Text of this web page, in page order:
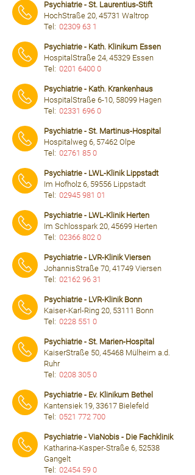
Psychiatrie - St. Laurentius-Stift
HochStraße 20, 45731 Waltrop
Tel: 02309 63 1
Psychiatrie - Kath. Klinikum Essen
HospitalStraße 24, 45329 Essen
Tel: 0201 6400 0
Psychiatrie - Kath. Krankenhaus
HospitalStraße 6-10, 58099 Hagen
Tel: 02331 696 0
Psychiatrie - St. Martinus-Hospital
Hospitalweg 6, 57462 Olpe
Tel: 02761 85 0
Psychiatrie - LWL-Klinik Lippstadt
Im Hofholz 6, 59556 Lippstadt
Tel: 02945 981 01
Psychiatrie - LWL-Klinik Herten
Im Schlosspark 20, 45699 Herten
Tel: 02366 802 0
Psychiatrie - LVR-Klinik Viersen
JohannisStraße 70, 41749 Viersen
Tel: 02162 96 31
Psychiatrie - LVR-Klinik Bonn
Kaiser-Karl-Ring 20, 53111 Bonn
Tel: 0228 551 0
Psychiatrie - St. Marien-Hospital
KaiserStraße 50, 45468 Mülheim a.d.
Ruhr
Tel: 0208 305 0
Psychiatrie - Ev. Klinikum Bethel
Kantensiek 19, 33617 Bielefeld
Tel: 0521 772 700
Psychiatrie - ViaNobis - Die Fachklinik
Katharina-Kasper-Straße 6, 52538
Gangelt
Tel: 02454 59 0